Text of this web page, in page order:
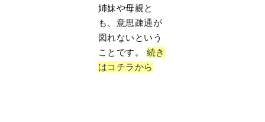
姉妹や母親と
も、意思疎通が
図れないという
ことです。 続き
はコチラから